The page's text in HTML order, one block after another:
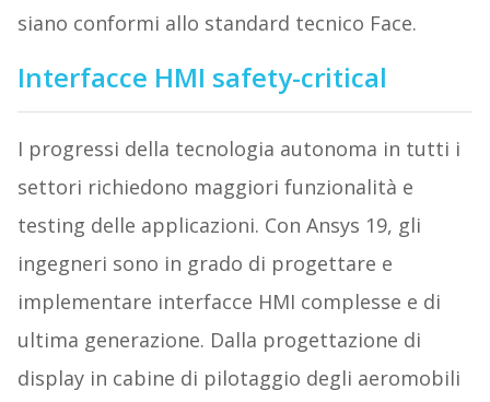
siano conformi allo standard tecnico Face.
Interfacce HMI safety-critical
I progressi della tecnologia autonoma in tutti i
settori richiedono maggiori funzionalità e
testing delle applicazioni. Con Ansys 19, gli
ingegneri sono in grado di progettare e
implementare interfacce HMI complesse e di
ultima generazione. Dalla progettazione di
display in cabine di pilotaggio degli aeromobili